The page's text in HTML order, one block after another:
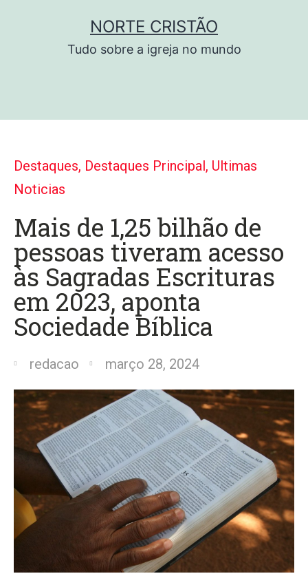
NORTE CRISTÃO
Tudo sobre a igreja no mundo
Destaques, Destaques Principal, Ultimas
Noticias
Mais de 1,25 bilhão de
pessoas tiveram acesso
às Sagradas Escrituras
em 2023, aponta
Sociedade Bíblica
redacao março 28, 2024